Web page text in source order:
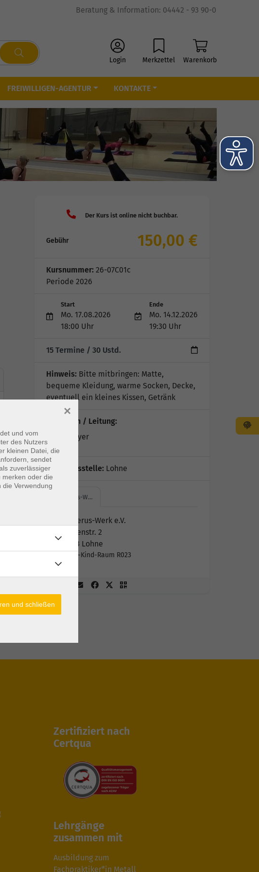
Beratung & Information: 04442 - 93 90-0
Login Merkzettel Warenkorb
FREIWILLIGEN-AGENTUR KONTAKTE
Gebühr 150,00 €
Kursnummer: 26-07C01c
Periode 2026
Start
Mo. 17.08.2026
18:00 Uhr
Ende
Mo. 14.12.2026
19:30 Uhr
15 Termine / 30 Ustd.
Hinweis: Bitte mitbringen: Matte,
bequeme Kleidung, warme Socken, Decke,
eventuell ein kleines Kissen, Getränk
Dozent*in / Leitung:
Birgit Meyer
Geschäftsstelle: Lohne
Ludgerus-W…
Ludgerus-Werk e.V.
Mühlenstr. 2
49393 Lohne
Eltern-Kind-Raum R023
Zertifiziert nach
Certqua
Lehrgänge
zusammen mit
Ausbildung zum
Fachpraktiker*in Metall
und vom
des Nutzers
kleinen Datei, die
sendet
zuverlässiger
merken oder die
die Verwendung
×
und schließen